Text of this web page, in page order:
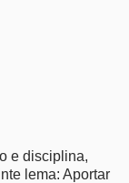
e disciplina,
lema: Aportar